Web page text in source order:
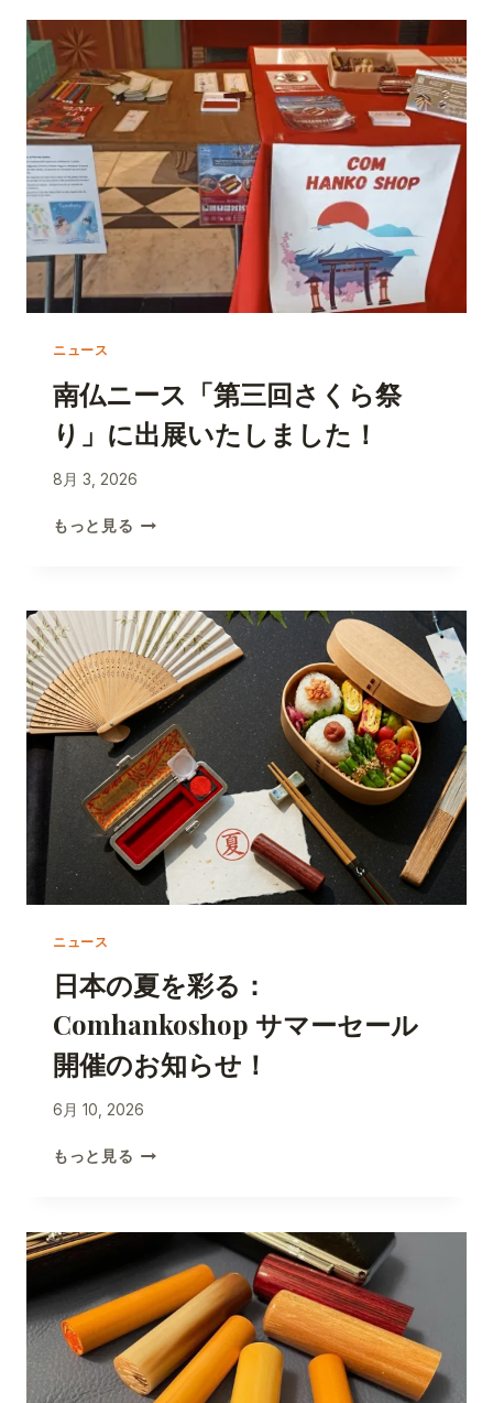
の
日
本
の
節
が
の
ツ
日
生
命
を
起
こ
す
方
法
ニュース
南仏ニース「第三回さくら祭
り」に出展いたしました！
8月 3, 2026
もっと見る
ス
「
第
三
回
さ
く
ら
祭
り
」
に
出
し
し
た
！
ニュース
日本の夏を彩る：
Comhankoshop サマーセール
開催のお知らせ！
6月 10, 2026
もっと見る
彩
る
：
C
O
M